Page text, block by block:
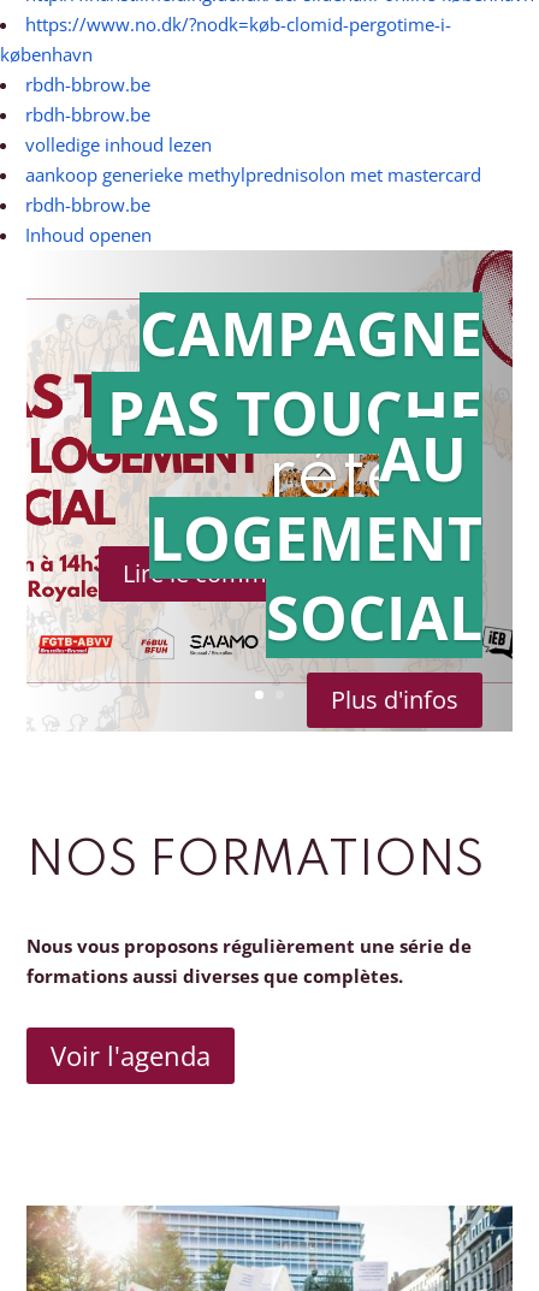
https://www.no.dk/?nodk=køb-clomid-pergotime-i-
københavn
rbdh-bbrow.be
rbdh-bbrow.be
volledige inhoud lezen
aankoop generieke methylprednisolon met mastercard
rbdh-bbrow.be
Inhoud openen
Action en
référé
Lire le communiqué de presse
CAMPAGNE
PAS TOUCHE
AU
LOGEMENT
SOCIAL
Plus d'infos
NOS FORMATIONS
Nous vous proposons régulièrement une série de
formations aussi diverses que complètes.
Voir l'agenda